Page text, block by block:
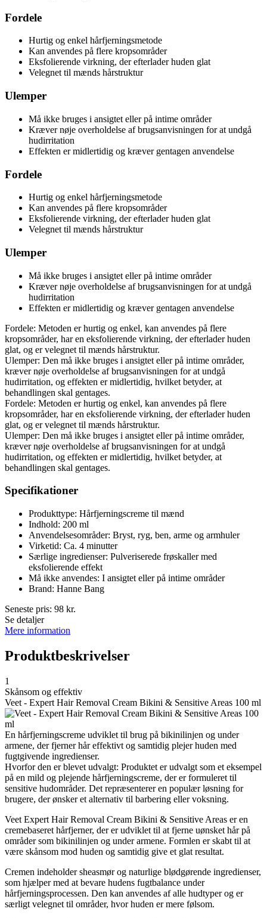
Fordele
Hurtig og enkel hårfjerningsmetode
Kan anvendes på flere kropsområder
Eksfolierende virkning, der efterlader huden glat
Velegnet til mænds hårstruktur
Ulemper
Må ikke bruges i ansigtet eller på intime områder
Kræver nøje overholdelse af brugsanvisningen for at undgå
hudirritation
Effekten er midlertidig og kræver gentagen anvendelse
Fordele
Hurtig og enkel hårfjerningsmetode
Kan anvendes på flere kropsområder
Eksfolierende virkning, der efterlader huden glat
Velegnet til mænds hårstruktur
Ulemper
Må ikke bruges i ansigtet eller på intime områder
Kræver nøje overholdelse af brugsanvisningen for at undgå
hudirritation
Effekten er midlertidig og kræver gentagen anvendelse
Fordele: Metoden er hurtig og enkel, kan anvendes på flere
kropsområder, har en eksfolierende virkning, der efterlader huden
glat, og er velegnet til mænds hårstruktur.
Ulemper: Den må ikke bruges i ansigtet eller på intime områder,
kræver nøje overholdelse af brugsanvisningen for at undgå
hudirritation, og effekten er midlertidig, hvilket betyder, at
behandlingen skal gentages.
Fordele: Metoden er hurtig og enkel, kan anvendes på flere
kropsområder, har en eksfolierende virkning, der efterlader huden
glat, og er velegnet til mænds hårstruktur.
Ulemper: Den må ikke bruges i ansigtet eller på intime områder,
kræver nøje overholdelse af brugsanvisningen for at undgå
hudirritation, og effekten er midlertidig, hvilket betyder, at
behandlingen skal gentages.
Specifikationer
Produkttype: Hårfjerningscreme til mænd
Indhold: 200 ml
Anvendelsesområder: Bryst, ryg, ben, arme og armhuler
Virketid: Ca. 4 minutter
Særlige ingredienser: Pulveriserede frøskaller med
eksfolierende effekt
Må ikke anvendes: I ansigtet eller på intime områder
Brand: Hanne Bang
Seneste pris: 98 kr.
Se detaljer
Mere information
Produktbeskrivelser
1
Skånsom og effektiv
Veet - Expert Hair Removal Cream Bikini & Sensitive Areas 100 ml
En hårfjerningscreme udviklet til brug på bikinilinjen og under
armene, der fjerner hår effektivt og samtidig plejer huden med
fugtgivende ingredienser.
Hvorfor den er blevet udvalgt: Produktet er udvalgt som et eksempel
på en mild og plejende hårfjerningscreme, der er formuleret til
sensitive hudområder. Det repræsenterer en populær løsning for
brugere, der ønsker et alternativ til barbering eller voksning.
Veet Expert Hair Removal Cream Bikini & Sensitive Areas er en
cremebaseret hårfjerner, der er udviklet til at fjerne uønsket hår på
områder som bikinilinjen og under armene. Formlen er skabt til at
være skånsom mod huden og samtidig give et glat resultat.
Cremen indeholder sheasmør og naturlige blødgørende ingredienser,
som hjælper med at bevare hudens fugtbalance under
hårfjerningsprocessen. Den kan anvendes af alle hudtyper og er
særligt velegnet til områder, hvor huden er mere følsom.